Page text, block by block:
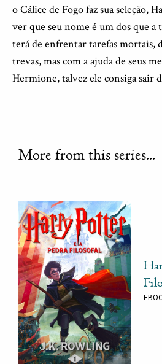
o Cálice de Fogo faz sua seleção,
ver que seu nome é um dos que a
terá de enfrentar tarefas mortais,
trevas, mas com a ajuda de seus
Hermione, talvez ele consiga sair
More from this series...